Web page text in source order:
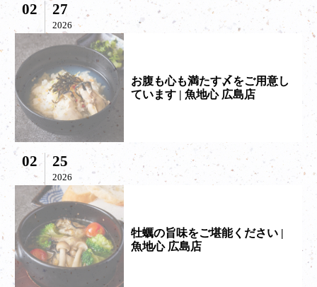
02 27
2026
お腹も心も満たす〆をご用意し
ています | 魚地心 広島店
02 25
2026
牡蠣の旨味をご堪能ください |
魚地心 広島店